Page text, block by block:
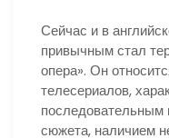
Сейчас и в
привычным стал
опера». Он
телесериалов,
сюжета, наличием